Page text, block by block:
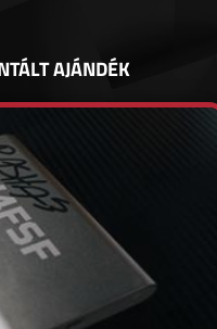
AJÁNDÉK